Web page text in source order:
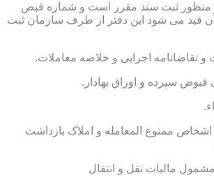
به منظور ثبت سند مقرر است و شماره قبض
آن قید می شود این دفتر از طرف سازمان ثبت
اشخاص ممنوع المعامله و املاک بازداشت
مالیات نقل و انتقال